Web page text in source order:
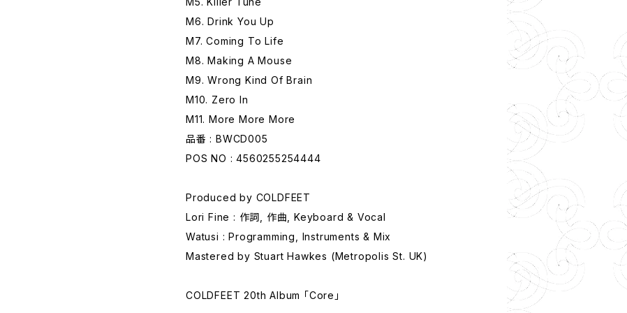
M6. Drink You Up
M7. Coming To Life
M8. Making A Mouse
M9. Wrong Kind Of Brain
M10. Zero In
M11. More More More
品番 : BWCD005
POS NO : 4560255254444
Produced by COLDFEET
Lori Fine : 作詞, 作曲, Keyboard & Vocal
Watusi : Programming, Instruments & Mix
Mastered by Stuart Hawkes (Metropolis St. UK)
COLDFEET 20th Album 「Core」